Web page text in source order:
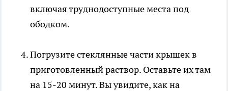
включая труднодоступные места под
ободком.
Погрузите стеклянные части крышек в
приготовленный раствор. Оставьте их там
на 15-20 минут. Вы увидите, как на